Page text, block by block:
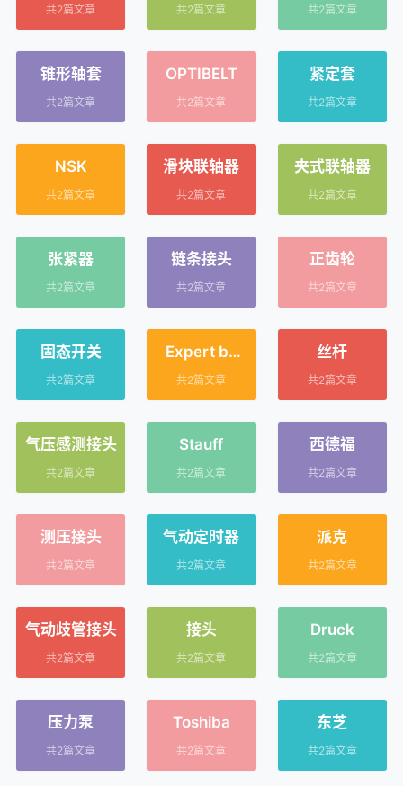
共2篇文章 共2篇文章 共2篇文章
锥形轴套
共2篇文章
OPTIBELT
共2篇文章
紧定套
共2篇文章
NSK
共2篇文章
滑块联轴器
共2篇文章
夹式联轴器
共2篇文章
张紧器
共2篇文章
链条接头
共2篇文章
正齿轮
共2篇文章
固态开关
共2篇文章
Expert by
Facom
共2篇文章
丝杆
共2篇文章
气压感测接头
共2篇文章
Stauff
共2篇文章
西德福
共2篇文章
测压接头
共2篇文章
气动定时器
共2篇文章
派克
共2篇文章
气动歧管接头
共2篇文章
接头
共2篇文章
Druck
共2篇文章
压力泵
共2篇文章
Toshiba
共2篇文章
东芝
共2篇文章